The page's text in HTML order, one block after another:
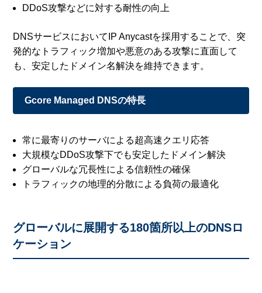
DDoS攻撃などに対する耐性の向上
DNSサービスにおいてIP Anycastを採用することで、突
発的なトラフィック増加や悪意のある攻撃に直面して
も、安定したドメイン名解決を維持できます。
Gcore Managed DNSの特長
常に最寄りのサーバによる超高速クエリ応答
大規模なDDoS攻撃下でも安定したドメイン解決
グローバルな冗長性による信頼性の確保
トラフィックの地理的分散による負荷の最適化
グローバルに展開する180箇所以上のDNSロ
ケーション